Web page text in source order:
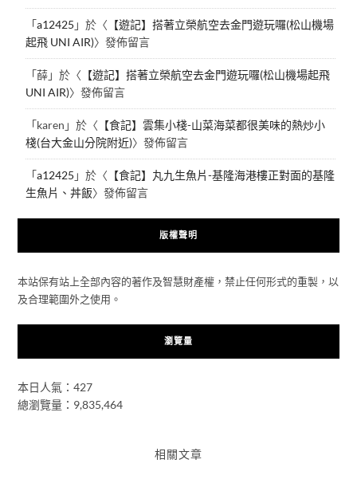
「a12425 」於〈 【遊記】搭著立榮航空去金門遊玩囉(松山機場
起飛 UNI AIR)〉發佈留言
「薛」於〈 【遊記】搭著立榮航空去金門遊玩囉(松山機場起飛
UNI AIR)〉發佈留言
「karen 」於〈 【食記】雲集小棧-山菜海菜都很美味的熱炒小
棧(台大金山分院附近)〉發佈留言
「a12425 」於〈 【食記】丸九生魚片-基隆海港樓正對面的基隆
生魚片、丼飯〉發佈留言
版權聲明
本站保有站上全部內容的著作及智慧財產權，禁止任何形式的重製，以
及合理範圍外之使用。
瀏覽量
本日人氣：427
總瀏覽量：9,835,464
相關文章